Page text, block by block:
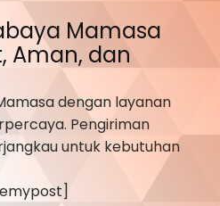
Mamasa
Aman, dan
dengan layanan
Pengiriman
untuk kebutuhan